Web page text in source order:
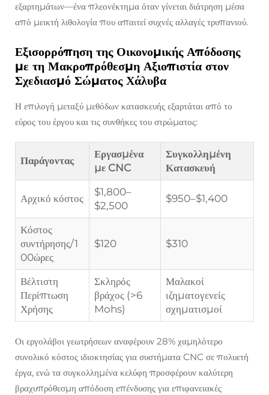
εξαρτημάτων—ένα πλεονέκτημα όταν γίνεται διάτρηση μέσα
από μεικτή λιθολογία που απαιτεί συχνές αλλαγές τρυπανιού.
Εξισορρόπηση της Οικονομικής Απόδοσης
με τη Μακροπρόθεσμη Αξιοπιστία στον
Σχεδιασμό Σώματος Χάλυβα
Η επιλογή μεταξύ μεθόδων κατασκευής εξαρτάται από το
εύρος του έργου και τις συνθήκες του στρώματος:
Παράγοντας
Εργασμένα
με CNC
Συγκολλημένη
Κατασκευή
Αρχικό κόστος
$1,800–
$2,500
$950–$1,400
Κόστος
συντήρησης/1
00ώρες
$120 $310
Βέλτιστη
Περίπτωση
Χρήσης
Σκληρός
βράχος (>6
Mohs)
Μαλακοί
ιζηματογενείς
σχηματισμοί
Οι εργολάβοι γεωτρήσεων αναφέρουν 28% χαμηλότερο
συνολικό κόστος ιδιοκτησίας για συστήματα CNC σε πολυετή
έργα, ενώ τα συγκολλημένα κελύφη προσφέρουν καλύτερη
βραχυπρόθεσμη απόδοση επένδυσης για επιφανειακές